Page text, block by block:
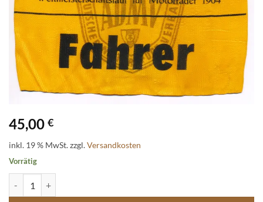
45,00 €
inkl. 19 % MwSt.zzgl.Versandkosten
Vorrätig